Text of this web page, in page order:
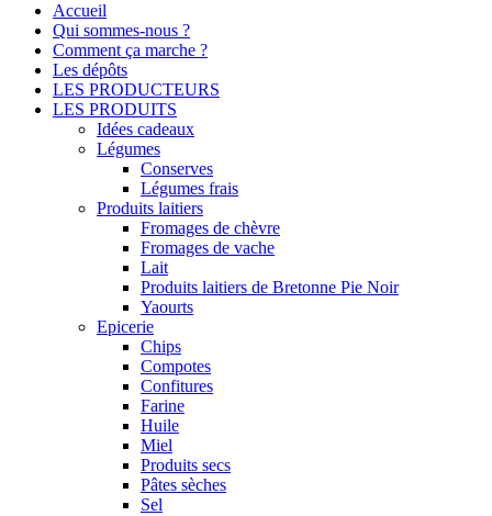
Accueil
Qui sommes-nous ?
Comment ça marche ?
Les dépôts
LES PRODUCTEURS
LES PRODUITS
Idées cadeaux
Légumes
Conserves
Légumes frais
Produits laitiers
Fromages de chèvre
Fromages de vache
Lait
Produits laitiers de Bretonne Pie Noir
Yaourts
Epicerie
Chips
Compotes
Confitures
Farine
Huile
Miel
Produits secs
Pâtes sèches
Sel